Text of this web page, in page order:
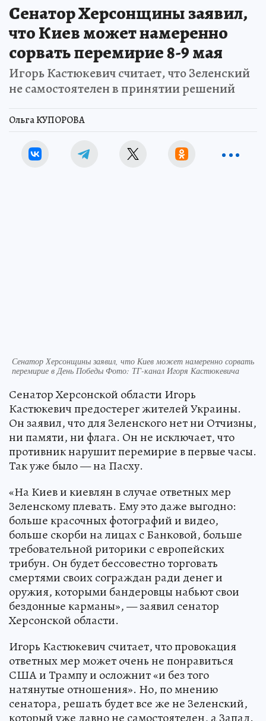
Сенатор Херсонщины заявил,
что Киев может намеренно
сорвать перемирие 8-9 мая
Игорь Кастюкевич считает, что Зеленский
не самостоятелен в принятии решений
Ольга КУПОРОВА
Сенатор Херсонщины заявил, что Киев может намеренно сорвать
перемирие в День Победы Фото: ТГ-канал Игоря Кастюкевича
Сенатор Херсонской области Игорь
Кастюкевич предостерег жителей Украины.
Он заявил, что для Зеленского нет ни Отчизны,
ни памяти, ни флага. Он не исключает, что
противник нарушит перемирие в первые часы.
Так уже было — на Пасху.
«На Киев и киевлян в случае ответных мер
Зеленскому плевать. Ему это даже выгодно:
больше красочных фотографий и видео,
больше скорби на лицах с Банковой, больше
требовательной риторики с европейских
трибун. Он будет бессовестно торговать
смертями своих сограждан ради денег и
оружия, которыми бандеровцы набьют свои
бездонные карманы», — заявил сенатор
Херсонской области.
Игорь Кастюкевич считает, что провокация
ответных мер может очень не понравиться
США и Трампу и осложнит «и без того
натянутые отношения». Но, по мнению
сенатора, решать будет все же не Зеленский,
который уже давно не самостоятелен, а Запад.